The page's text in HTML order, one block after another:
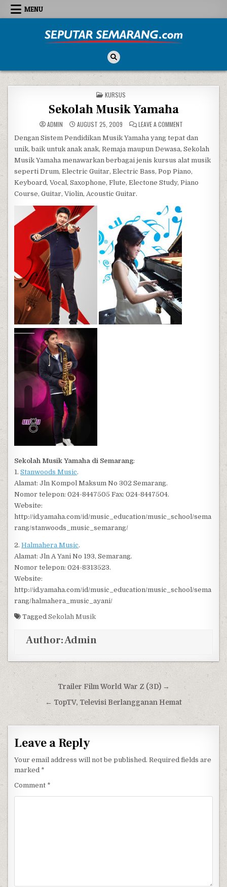
Skip to content
MENU
POSTED IN
KURSUS
Sekolah Musik Yamaha
ADMIN AUGUST 25, 2009 LEAVE A COMMENTON SEKOLAH
Dengan Sistem Pendidikan Musik Yamaha yang tepat dan
unik, baik untuk anak anak, Remaja maupun Dewasa, Sekolah
Musik Yamaha menawarkan berbagai jenis kursus alat musik
seperti Drum, Electric Guitar, Electric Bass, Pop Piano,
Keyboard, Vocal, Saxophone, Flute, Electone Study, Piano
Course, Guitar, Violin, Acoustic Guitar.
Sekolah Musik Yamaha di Semarang:
1.Stanwoods Music.
Alamat: Jln Kompol Maksum No 302 Semarang.
Nomor telepon: 024-8447505 Fax: 024-8447504.
Website:
http://id.yamaha.com/id/music_education/music_school/sema
rang/stanwoods_music_semarang/
2.Halmahera Music.
Alamat: Jln A Yani No 193, Semarang.
Nomor telepon: 024-8313523.
Website:
http://id.yamaha.com/id/music_education/music_school/sema
rang/halmahera_music_ayani/
TaggedSekolah Musik
Author:Admin
Post navigationTrailer Film World War Z (3D) →
← TopTV, Televisi Berlangganan Hemat
Leave a Reply
Your email address will not be published. Required fields are
marked *
Comment *